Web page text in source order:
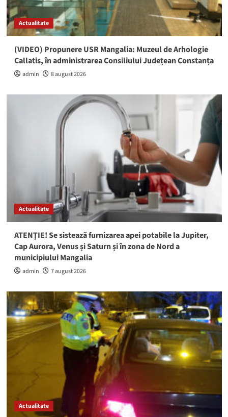
Actualitate
(VIDEO) Propunere USR Mangalia: Muzeul de Arhologie
Callatis, în administrarea Consiliului Județean Constanța
admin 8 august 2026
Actualitate
ATENȚIE! Se sistează furnizarea apei potabile la Jupiter,
Cap Aurora, Venus și Saturn și în zona de Nord a
municipiului Mangalia
admin 7 august 2026
Actualitate